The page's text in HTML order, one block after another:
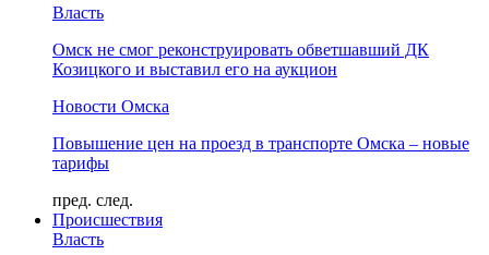
Власть
Омск не смог реконструировать обветшавший ДК
Козицкого и выставил его на аукцион
Новости Омска
Повышение цен на проезд в транспорте Омска – новые
тарифы
пред. след.
Происшествия
Власть